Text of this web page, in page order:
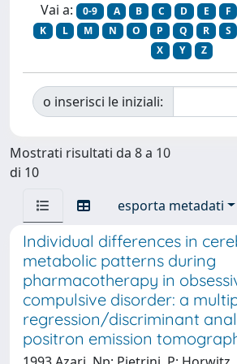
Vai a: 0-9 A B C D E F
K
L M N O P Q R S
X
Y Z
o inserisci le iniziali:
Mostrati risultati da 8 a 10
di 10
esporta metadati
Individual differences in
metabolic patterns during
pharmacotherapy in
compulsive disorder: a
regression/discriminant
positron emission